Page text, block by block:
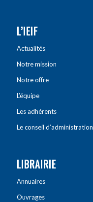
L’IEIF
Actualités
Notre mission
Notre offre
L’équipe
Les adhérents
Le conseil d’administration
LIBRAIRIE
Annuaires
Ouvrages